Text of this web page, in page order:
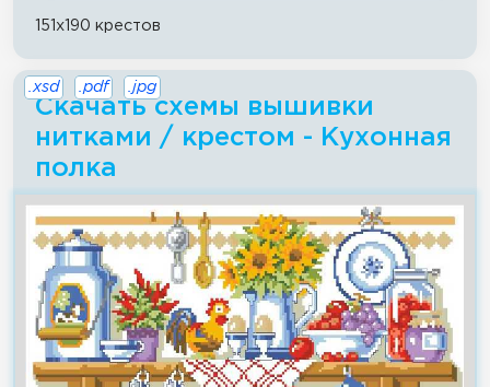
151x190 крестов
Скачать схемы вышивки
нитками / крестом - Кухонная
полка
.xsd .pdf .jpg